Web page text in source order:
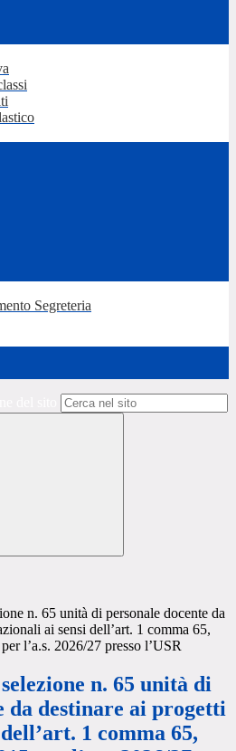
Segreteria
n. 65 unità di personale docente da
ai sensi dell’art. 1 comma 65,
l’a.s. 2026/27 presso l’USR
n. 65 unità di
da destinare ai progetti
1 comma 65,